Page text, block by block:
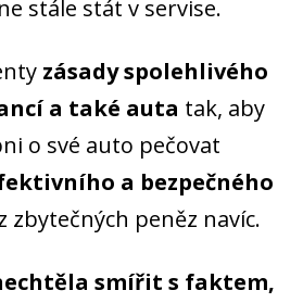
stále stát v servise.
zásady spolehlivého
a také auta tak, aby
o své auto pečovat
a bezpečného
zbytečných peněz navíc.
smířit s faktem,